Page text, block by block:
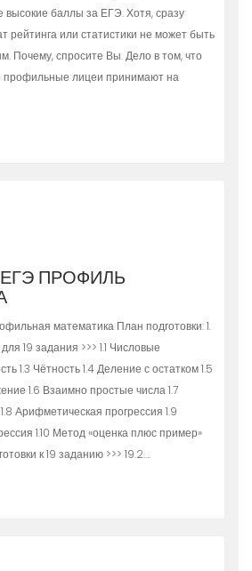
высокие баллы за ЕГЭ. Хотя, сразу
рейтинга или статистики не может быть
Почему, спросите Вы. Дело в том, что
профильные лицеи принимают на
ПРОФИЛЬ
математика План подготовки: 1.
19 задания >>> 1.1 Числовые
1.3 Чётность 1.4 Деление с остатком 1.5
1.6 Взаимно простые числа 1.7
Арифметическая прогрессия 1.9
1.10 Метод «оценка плюс пример»
к 19 заданию >>> 19.2….